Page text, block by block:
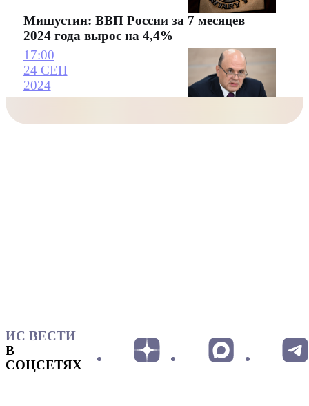
Мишустин: ВВП России за 7 месяцев
2024 года вырос на 4,4%
17:00
24 СЕН
2024
ИС ВЕСТИ
В
СОЦСЕТЯХ